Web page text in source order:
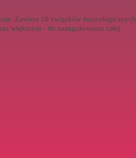
Zawiera 18 związków frazeologicznych
większym - do zaangażowania całej